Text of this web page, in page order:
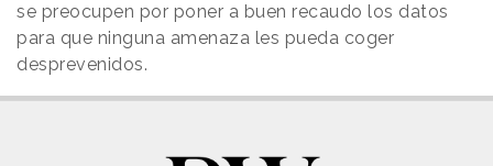
se preocupen por poner a buen recaudo los datos
para que ninguna amenaza les pueda coger
desprevenidos.